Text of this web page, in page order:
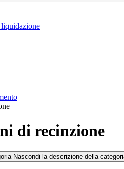
di recinzione
Nascondi la descrizione della